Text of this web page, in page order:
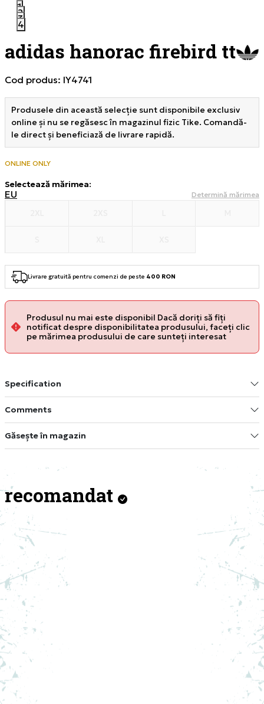
1
2
3
4
adidas hanorac firebird tt
Cod produs: IY4741
Produsele din această selecție sunt disponibile exclusiv
online și nu se regăsesc în magazinul fizic Tike. Comandă-
le direct și beneficiază de livrare rapidă.
ONLINE ONLY
Selectează mărimea:
EU Determină mărimea
Livrare gratuită pentru comenzi de peste 400 RON
Produsul nu mai este disponibil Dacă doriți să fiți
notificat despre disponibilitatea produsului, faceți clic
pe mărimea produsului de care sunteți interesat
Specification
Comments
Găsește în magazin
recomandat